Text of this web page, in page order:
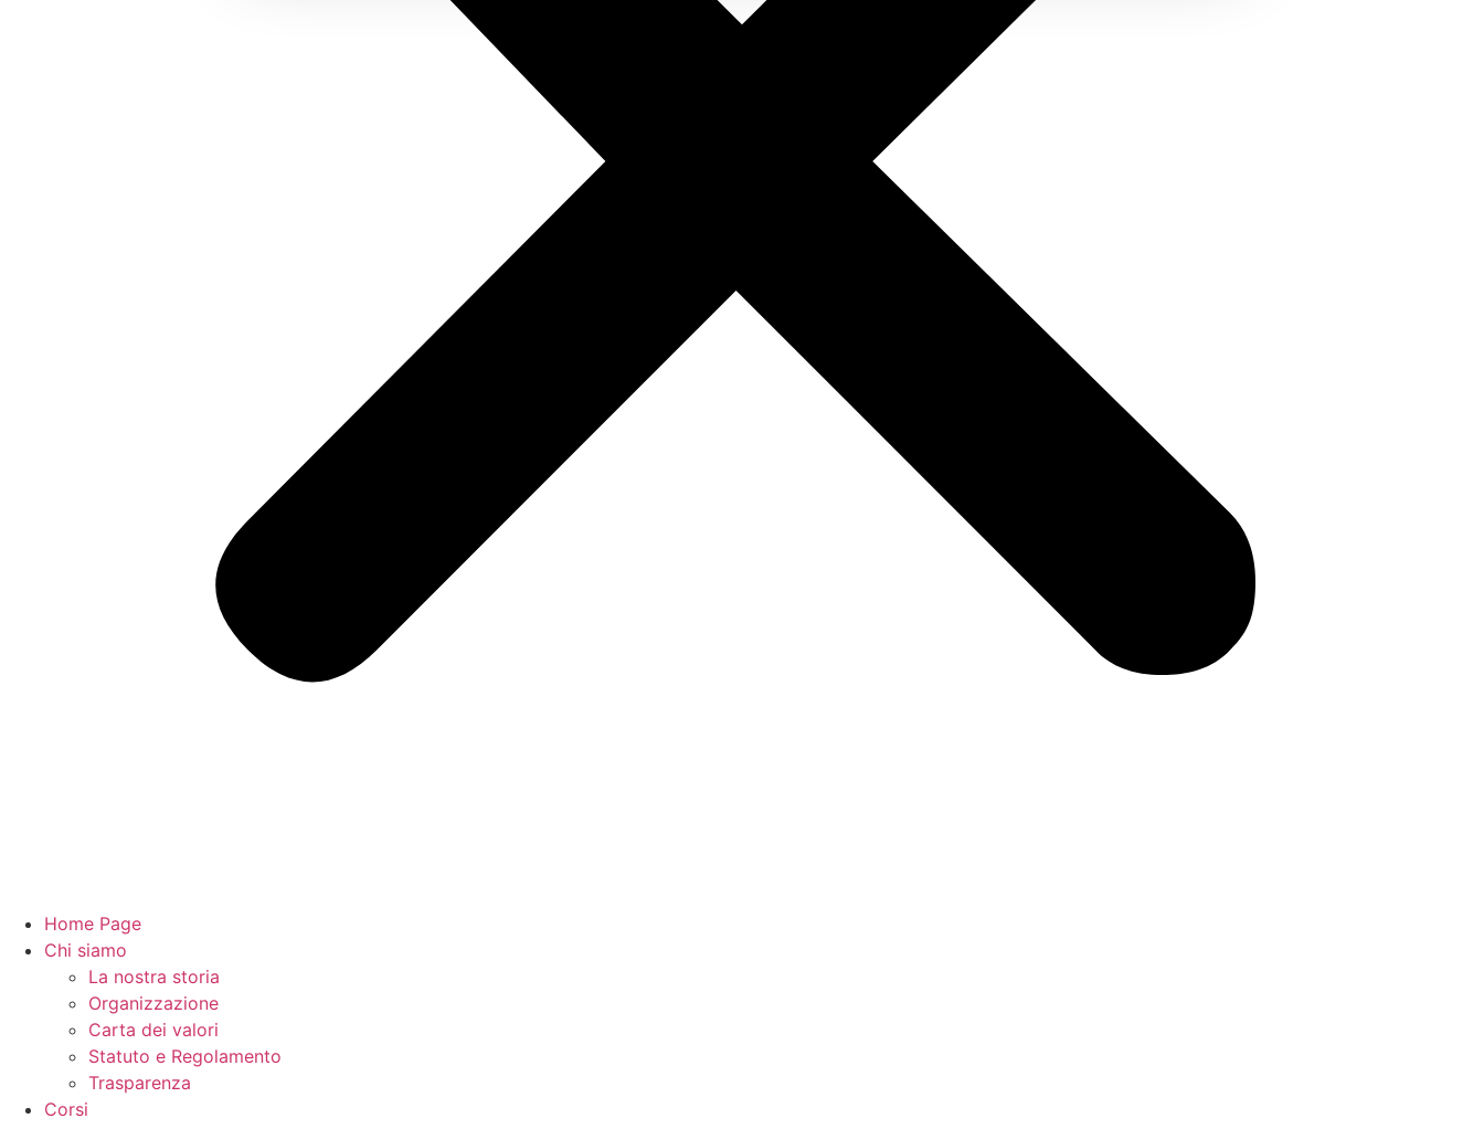
Home Page
Chi siamo
La nostra storia
Organizzazione
Carta dei valori
Statuto e Regolamento
Trasparenza
Corsi